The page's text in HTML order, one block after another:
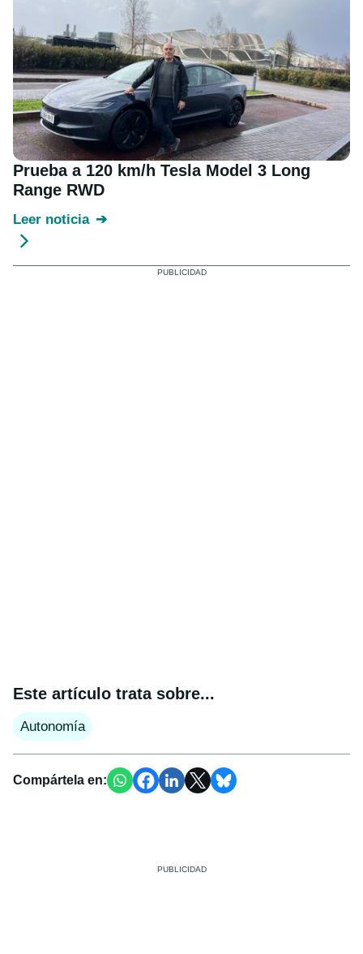
Prueba a 120 km/h Tesla Model 3 Long
Range RWD
Leer noticia
Este artículo trata sobre...
Autonomía
Compártela en: